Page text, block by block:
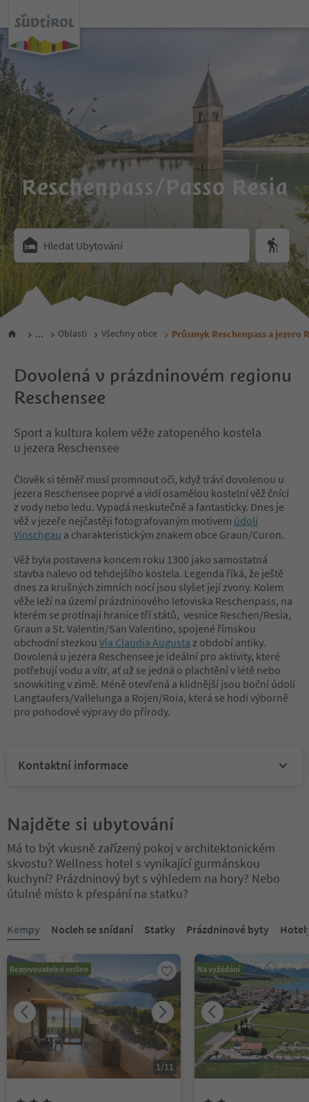
Reschenpass/Passo Resia
Hledat Ubytování
... Oblasti Všechny obce Průsmyk Reschenpass a jezero
Dovolená v prázdninovém regionu
Reschensee
Sport a kultura kolem věže zatopeného kostela
u jezera Reschensee
Člověk si téměř musí promnout oči, když tráví dovolenou u
jezera Reschensee poprvé a vidí osamělou kostelní věž čnící
z vody nebo ledu. Vypadá neskutečně a fantasticky. Dnes je
věž v jezeře nejčastěji fotografovaným motivem údolí
Vinschgau a charakteristickým znakem obce Graun/Curon.
Věž byla postavena koncem roku 1300 jako samostatná
stavba nalevo od tehdejšího kostela. Legenda říká, že ještě
dnes za krušných zimních nocí jsou slyšet její zvony. Kolem
věže leží na území prázdninového letoviska Reschenpass, na
kterém se protínají hranice tří států, vesnice Reschen/Resia,
Graun a St. Valentin/San Valentino, spojené římskou
obchodní stezkou Via Claudia Augusta z období antiky.
Dovolená u jezera Reschensee je ideální pro aktivity, které
potřebují vodu a vítr, ať už se jedná o plachtění v létě nebo
snowkiting v zimě. Méně otevřená a klidnější jsou boční údolí
Langtaufers/Vallelunga a Rojen/Roia, která se hodí výborně
pro pohodové výpravy do přírody.
Kontaktní informace
Najděte si ubytování
Má to být vkusně zařízený pokoj v architektonickém
skvostu? Wellness hotel s vynikající gurmánskou
kuchyní? Prázdninový byt s výhledem na hory? Nebo
útulné místo k přespání na statku?
Nacházíte se na tabulkovém posuvníku. Vyberte kartu pro
Kempy Nocleh se snídaní Statky Prázdninové byty
Rezervovatelné online
1 /11
Na vyžádání